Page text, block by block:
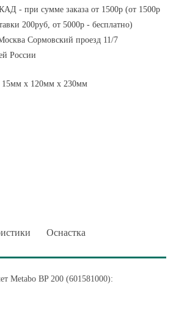
- при сумме заказа от 1500р (от 1500р
200руб, от 5000р - бесплатно)
Сормовский проезд 11/7
России
15мм x 120мм x 230мм
Оснастка
Metabo BP 200 (601581000):